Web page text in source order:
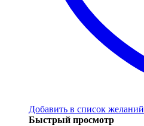
Добавить в список желаний
Быстрый просмотр